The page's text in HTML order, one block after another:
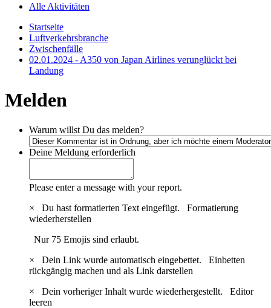
Alle Aktivitäten
Startseite
Luftverkehrsbranche
Zwischenfälle
02.01.2024 - A350 von Japan Airlines verunglückt bei
Landung
Melden
Warum willst Du das melden?
Deine Meldung erforderlich
Please enter a message with your report.
×
Du hast formatierten Text eingefügt. Formatierung
wiederherstellen
Nur 75 Emojis sind erlaubt.
×
Dein Link wurde automatisch eingebettet. Einbetten
rückgängig machen und als Link darstellen
×
Dein vorheriger Inhalt wurde wiederhergestellt. Editor
leeren